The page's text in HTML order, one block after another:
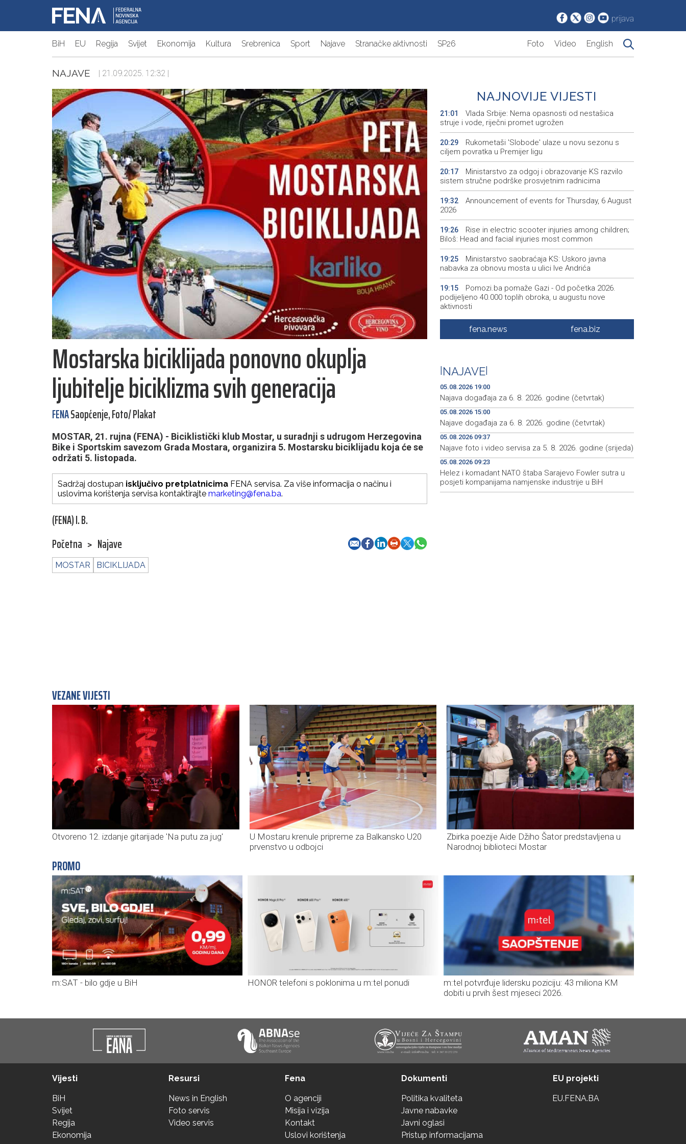
prijava
BiH EU Regija Svijet Ekonomija Kultura Srebrenica Sport Najave Stranačke aktivnosti SP26 Foto Video English
NAJAVE | 21.09.2025. 12:32 |
Mostarska biciklijada ponovno okuplja
ljubitelje biciklizma svih generacija
FENASaopćenje, Foto/ Plakat
MOSTAR, 21. rujna (FENA) - Biciklistički klub Mostar, u suradnji s udrugom Herzegovina
Bike i Sportskim savezom Grada Mostara, organizira 5. Mostarsku biciklijadu koja će se
održati 5. listopada.
Sadržaj dostupan isključivo pretplatnicima FENA servisa. Za više informacija o načinu i
uslovima korištenja servisa kontaktirajte marketing@fena.ba.
(FENA) I. B.
Početna > Najave
MOSTAR BICIKLIJADA
NAJNOVIJE VIJESTI
21:01
Vlada Srbije: Nema opasnosti od nestašica
struje i vode, riječni promet ugrožen
20:29
Rukometaši 'Slobode' ulaze u novu sezonu s
ciljem povratka u Premijer ligu
20:17
Ministarstvo za odgoj i obrazovanje KS razvilo
sistem stručne podrške prosvjetnim radnicima
19:32
Announcement of events for Thursday, 6 August
2026
19:26
Rise in electric scooter injuries among children;
Biloš: Head and facial injuries most common
19:25
Ministarstvo saobraćaja KS: Uskoro javna
nabavka za obnovu mosta u ulici Ive Andrića
19:15
Pomozi.ba pomaže Gazi - Od početka 2026.
podijeljeno 40.000 toplih obroka, u augustu nove
aktivnosti
Conference on representation of constituent
predstavljanjem kozmetike
19:05
Prosecutor's Office indicts former Court of BiH
employee for alleged embezzlement
fena.news fena.biz
NAJAVE|
05.08.2026 19:00
Najava događaja za 6. 8. 2026. godine (četvrtak)
05.08.2026 15:00
Najave događaja za 6. 8. 2026. godine (četvrtak)
05.08.2026 09:37
Najave foto i video servisa za 5. 8. 2026. godine (srijeda)
05.08.2026 09:23
Helez i komadant NATO štaba Sarajevo Fowler sutra u
posjeti kompanijama namjenske industrije u BiH
VEZANE VIJESTI
Otvoreno 12. izdanje gitarijade 'Na putu za jug'
U Mostaru krenule pripreme za Balkansko U20
prvenstvo u odbojci
Zbirka poezije Aide Džiho Šator predstavljena u
Narodnoj biblioteci Mostar
PROMO
m:SAT - bilo gdje u BiH HONOR telefoni s poklonima u m:tel ponudi
m:tel potvrđuje lidersku poziciju: 43 miliona KM
dobiti u prvih šest mjeseci 2026.
Vijesti
BiH
Svijet
Regija
Ekonomija
Resursi
News in English
Foto servis
Video servis
Fena
O agenciji
Misija i vizija
Kontakt
Uslovi korištenja
Dokumenti
Politika kvaliteta
Javne nabavke
Javni oglasi
Pristup informacijama
EU projekti
EU.FENA.BA